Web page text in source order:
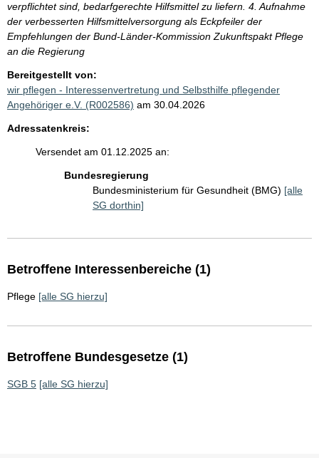
verpflichtet sind, bedarfgerechte Hilfsmittel zu liefern. 4. Aufnahme
der verbesserten Hilfsmittelversorgung als Eckpfeiler der
Empfehlungen der Bund-Länder-Kommission Zukunftspakt Pflege
an die Regierung
Bereitgestellt von:
wir pflegen - Interessenvertretung und Selbsthilfe pflegender
Angehöriger e.V. (R002586) am 30.04.2026
Adressatenkreis:
Versendet am 01.12.2025 an:
Bundesregierung
Bundesministerium für Gesundheit (BMG) [alle
SG dorthin]
Betroffene Interessenbereiche (1)
Pflege [alle SG hierzu]
Betroffene Bundesgesetze (1)
SGB 5 [alle SG hierzu]